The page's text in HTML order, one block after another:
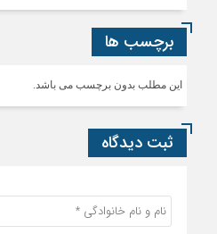
برچسب ها
این مطلب بدون برچسب می باشد.
ثبت دیدگاه